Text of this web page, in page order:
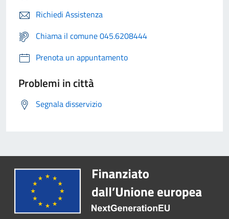
Richiedi Assistenza
Chiama il comune 045.6208444
Prenota un appuntamento
Problemi in città
Segnala disservizio